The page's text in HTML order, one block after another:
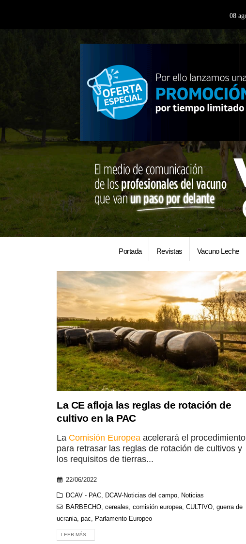
08
Portada Revistas Vacuno Leche
La CE afloja las reglas de rotación de
cultivo en la PAC
La Comisión Europea acelerará el procedimiento
para retrasar las reglas de rotación de cultivos y
los requisitos de tierras...
22/06/2022
DCAV - PAC, DCAV-Noticias del campo, Noticias
BARBECHO, cereales, comisión europea, CULTIVO, guerra de
ucrania, pac, Parlamento Europeo
LEER MÁS...